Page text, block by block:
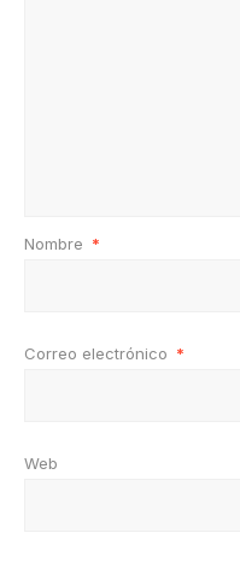
Nombre *
Correo electrónico *
Web